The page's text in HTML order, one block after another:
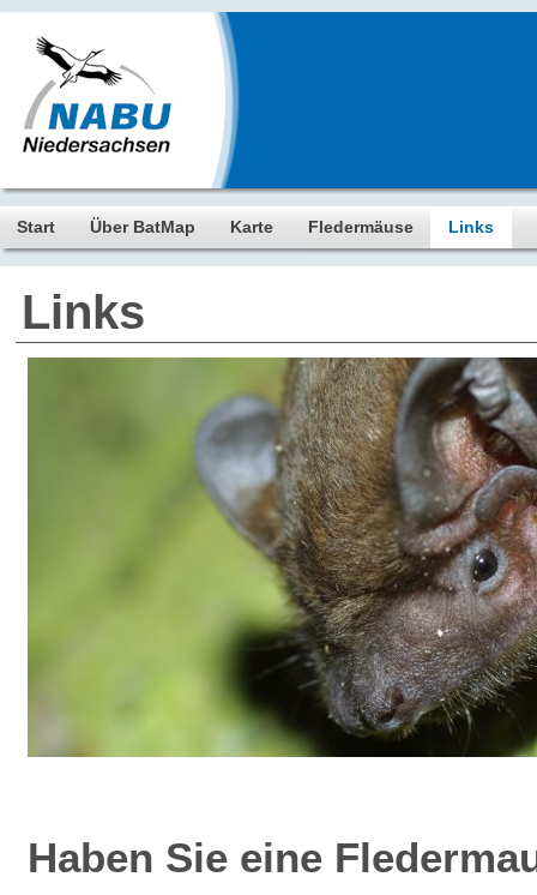
Start Über BatMap Karte Fledermäuse Links
Links
Haben Sie eine